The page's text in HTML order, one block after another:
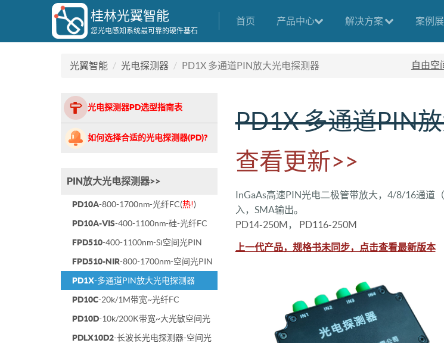
桂林光翼智能
您光电感知系统最可靠的硬件基石
首页 产品中心 解决方案 案例
自由空
光翼智能 光电探测器 PD1X 多通道PIN放大光电探测器
光电探测器PD选型指南表
如何选择合适的光电探测器(PD)?
PIN放大光电探测器>>
PD10A-800-1700nm-光纤FC(热!)
PD10A-VIS-400-1100nm-硅-光纤FC
FPD510-400-1100nm-Si空间光PIN
FPD510-NIR-800-1700nm-空间光PIN
PD1X-多通道PIN放大光电探测器
PD10C-20k/1M带宽~光纤FC
PD10D-10k/200K带宽~大光敏空间光
PDLX10D2-长波长光电探测器-空间光
PD1X 多通道PIN
查看更新>>
InGaAs高速PIN光电二极管带放大，4/8/16通道
入，SMA输出。
PD14-250M ， PD116-250M
上一代产品，规格书未同步，点击查看最新版本